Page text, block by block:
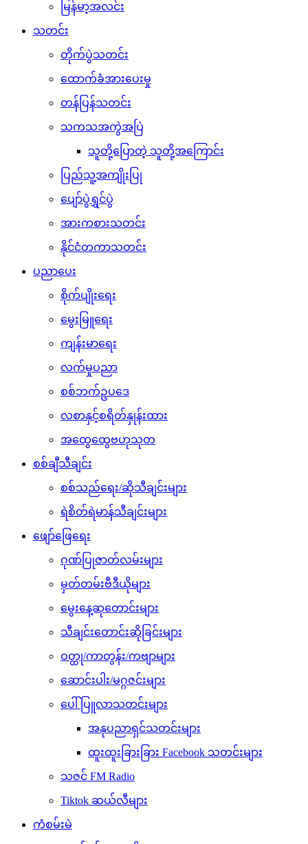
မြန်မာ့အလင်း
သတင်း
တိုက်ပွဲသတင်း
ထောက်ခံအားပေးမှု
တန်ပြန်သတင်း
သကသအကွဲအပြဲ
သူတို့ပြောတဲ့ သူတို့အကြောင်း
ပြည်သူ့အကျိုးပြု
ပျော်ပွဲရွှင်ပွဲ
အားကစားသတင်း
နိုင်ငံတကာသတင်း
ပညာပေး
စိုက်ပျိုးရေး
မွေးမြူရေး
ကျန်းမာရေး
လက်မှုပညာ
စစ်ဘက်ဥပဒေ
လစာနှင့်စရိတ်နှုန်းထား
အထွေထွေဗဟုသုတ
စစ်ချီသီချင်း
စစ်သည်ရေး/ဆိုသီချင်းများ
ရဲစိတ်ရဲမာန်သီချင်းများ
ဖျော်ဖြေရေး
ဂုဏ်ပြုဇာတ်လမ်းများ
မှတ်တမ်းဗီဒီယိုများ
မွေးနေ့ဆုတောင်းများ
သီချင်းတောင်းဆိုခြင်းများ
ဝတ္ထု/ကာတွန်း/ကဗျာများ
ဆောင်းပါး/မဂ္ဂဇင်းများ
ပေါ်ပြူလာသတင်းများ
အနုပညာရှင်သတင်းများ
ထူးထူးခြားခြား Facebook သတင်းများ
သဇင် FM Radio
Tiktok ဆယ်လီများ
ကံစမ်းမဲ